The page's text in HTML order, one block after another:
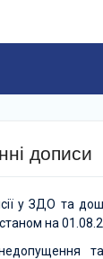
дописи
у ЗДО та
на
та